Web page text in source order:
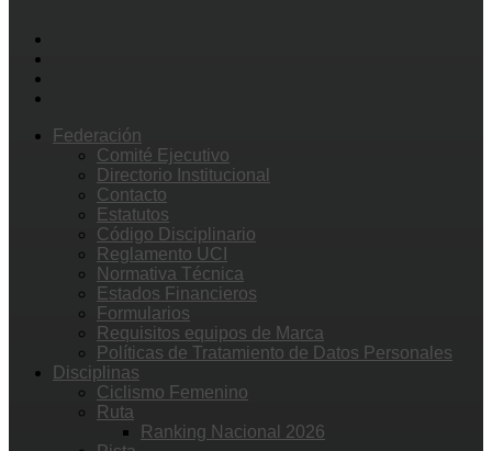
Federación
Comité Ejecutivo
Directorio Institucional
Contacto
Estatutos
Código Disciplinario
Reglamento UCI
Normativa Técnica
Estados Financieros
Formularios
Requisitos equipos de Marca
Políticas de Tratamiento de Datos Personales
Disciplinas
Ciclismo Femenino
Ruta
Ranking Nacional 2026